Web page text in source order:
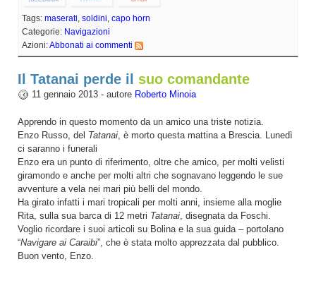
Tags: maserati, soldini, capo horn
Categorie: Navigazioni
Azioni:Abbonati ai commenti
Il Tatanai perde il suo comandante
11 gennaio 2013 - autore Roberto Minoia
Apprendo in questo momento da un amico una triste notizia.
Enzo Russo, del Tatanai, è morto questa mattina a Brescia. Lunedì
ci saranno i funerali
Enzo era un punto di riferimento, oltre che amico, per molti velisti
giramondo e anche per molti altri che sognavano leggendo le sue
avventure a vela nei mari più belli del mondo.
Ha girato infatti i mari tropicali per molti anni, insieme alla moglie
Rita, sulla sua barca di 12 metri Tatanai, disegnata da Foschi.
Voglio ricordare i suoi articoli su Bolina e la sua guida – portolano
“Navigare ai Caraibi”, che è stata molto apprezzata dal pubblico.
Buon vento, Enzo.